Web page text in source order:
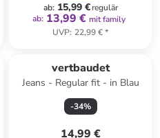
ab: 15,99 €regulär
ab: 13,99 € mit family
UVP: 22,99 €*
vertbaudet
Jeans - Regular fit - in Blau
-34%
14,99 €